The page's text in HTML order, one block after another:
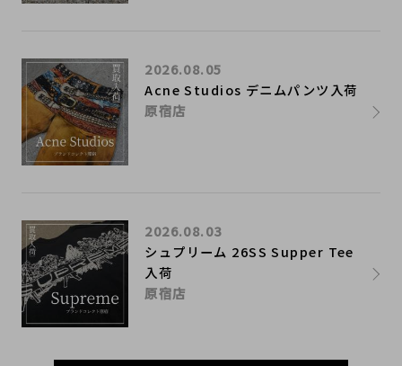
Acne Studios デニムパンツ入荷
2026.08.05
原宿店
シュプリーム 26SS Supper Tee
入荷
2026.08.03
原宿店